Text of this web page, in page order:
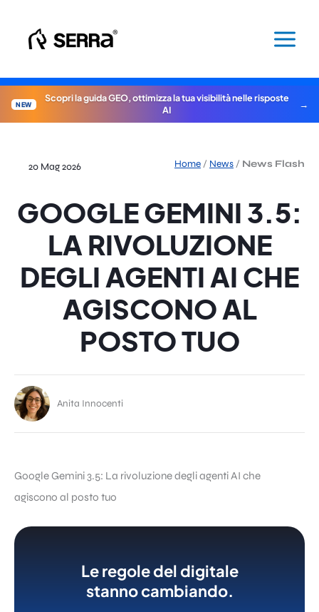
contenuto
NEW
Scopri la guida GEO, ottimizza la tua visibilità nelle risposte
AI
Home / News / News Flash
20 Mag 2026
GOOGLE GEMINI 3.5:
LA RIVOLUZIONE
DEGLI AGENTI AI CHE
AGISCONO AL
POSTO TUO
Anita Innocenti
Google Gemini 3.5: La rivoluzione degli agenti AI che
agiscono al posto tuo
Le regole del digitale
stanno cambiando.